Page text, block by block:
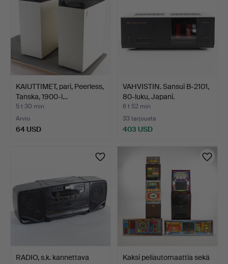
KAIUTTIMET, pari, Peerless,
Tanska, 1900-l…
5 t 30 min
Arvio
64 USD
VAHVISTIN. Sansui B-2101,
80-luku, Japani.
6 t 52 min
33 tarjousta
403 USD
RADIO, s.k. kannettava
Kaksi peliautomaattia sekä